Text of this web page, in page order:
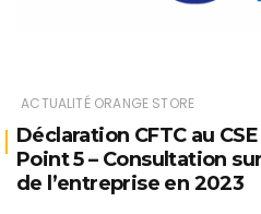
ACTUALITÉ ORANGE STORE
Déclaration CFTC au
Point 5 – Consultation
de l’entreprise en 2023